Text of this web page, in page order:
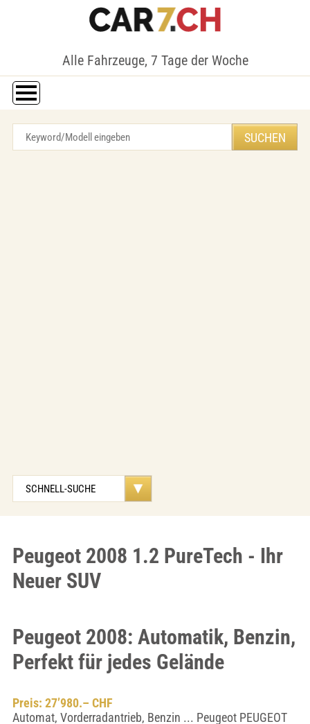
Alle Fahrzeuge, 7 Tage der Woche
Peugeot 2008 1.2 PureTech - Ihr
Neuer SUV
Peugeot 2008: Automatik, Benzin,
Perfekt für jedes Gelände
Preis: 27’980.– CHF
Automat, Vorderradantrieb, Benzin ... Peugeot PEUGEOT